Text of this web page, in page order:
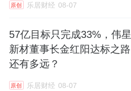
原创 乐居财经 08-07
57亿目标只完成33%，伟星
新材董事长金红阳达标之路
还有多远？
原创 乐居财经 08-07